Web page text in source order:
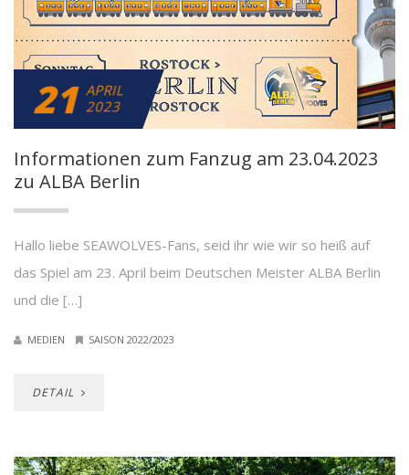
21 APRIL
2023
Informationen zum Fanzug am 23.04.2023
zu ALBA Berlin
Hallo liebe SEAWOLVES-Fans, seid ihr wie wir so heiß auf
das Spiel am 23. April beim Deutschen Meister ALBA Berlin
und die […]
MEDIEN SAISON 2022/2023
DETAIL